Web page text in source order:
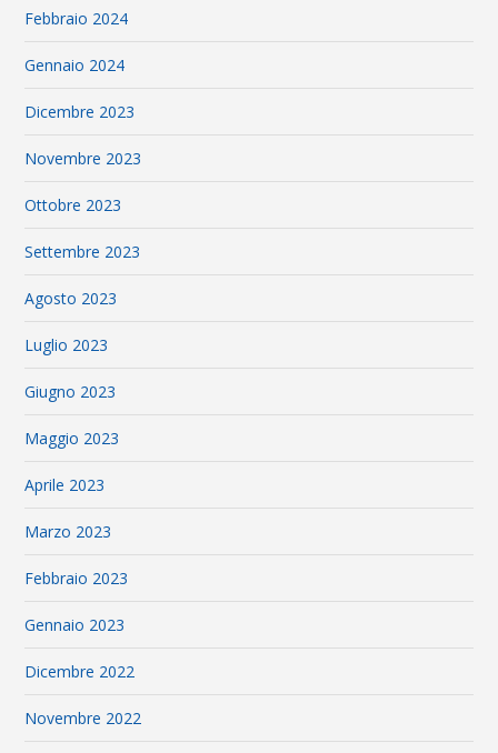
Febbraio 2024
Gennaio 2024
Dicembre 2023
Novembre 2023
Ottobre 2023
Settembre 2023
Agosto 2023
Luglio 2023
Giugno 2023
Maggio 2023
Aprile 2023
Marzo 2023
Febbraio 2023
Gennaio 2023
Dicembre 2022
Novembre 2022